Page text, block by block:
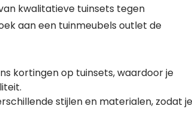
kwalitatieve tuinsets tegen
aan een tuinmeubels outlet de
kortingen op tuinsets, waardoor je
stijlen en materialen, zodat je